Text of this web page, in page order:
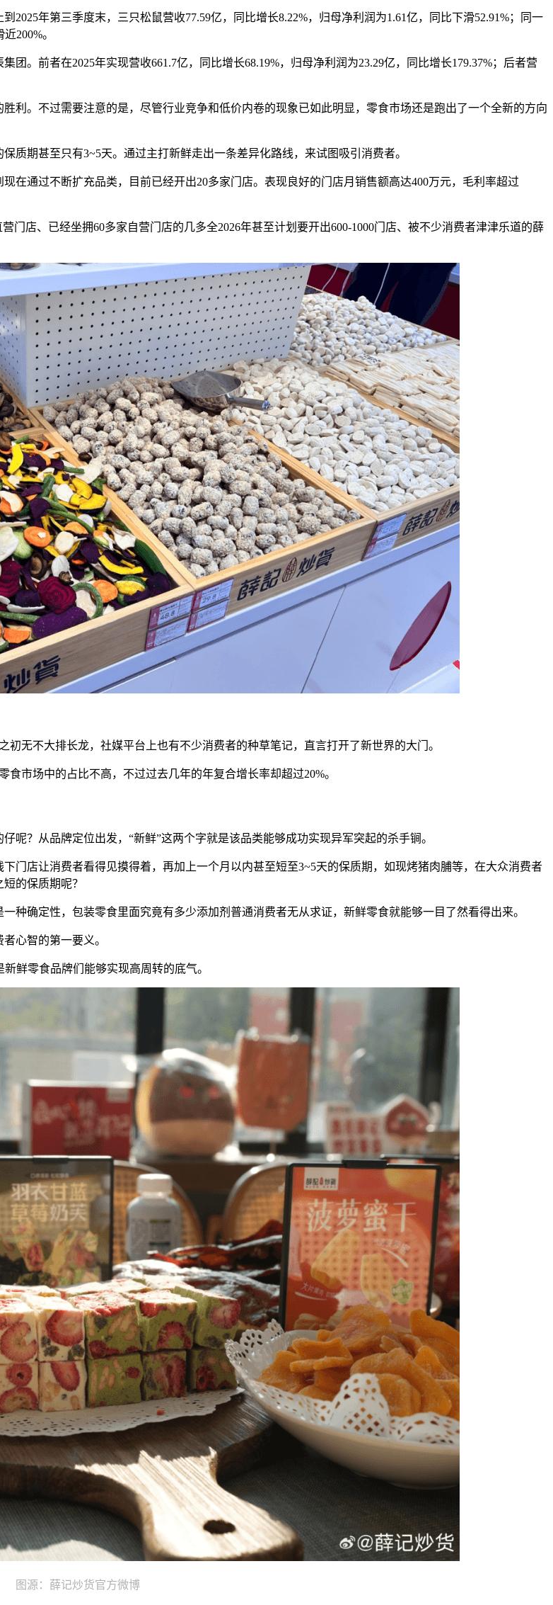
2025年第三季度末，三只松鼠营收77.59亿，同比增长8.22%，归母净利润为1.61亿，同比下滑52.91%；同一
200%。
集团。前者在2025年实现营收661.7亿，同比增长68.19%，归母净利润为23.29亿，同比增长179.37%；后者营
利。不过需要注意的是，尽管行业竞争和低价内卷的现象已如此明显，零食市场还是跑出了一个全新的方向
质期甚至只有3~5天。通过主打新鲜走出一条差异化路线，来试图吸引消费者。
在通过不断扩充品类，目前已经开出20多家门店。表现良好的门店月销售额高达400万元，毛利率超过
门店、已经坐拥60多家自营门店的几多全2026年甚至计划要开出600-1000门店、被不少消费者津津乐道的薛
初无不大排长龙，社媒平台上也有不少消费者的种草笔记，直言打开了新世界的大门。
食市场中的占比不高，不过过去几年的年复合增长率却超过20%。
呢？从品牌定位出发， “新鲜”这两个字就是该品类能够成功实现异军突起的杀手锏。
门店让消费者看得见摸得着，再加上一个月以内甚至短至3~5天的保质期，如现烤猪肉脯等，在大众消费者
的保质期呢？
种确定性，包装零食里面究竟有多少添加剂普通消费者无从求证，新鲜零食就能够一目了然看得出来。
心智的第一要义。
鲜零食品牌们能够实现高周转的底气。
图源：薛记炒货官方微博